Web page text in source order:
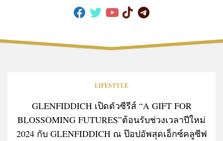
LIFESTYLE
GLENFIDDICH เปิดตัวซีรีส์ “A GIFT FOR
BLOSSOMING FUTURES”ต้อนรับช่วงเวลาปีใหม่
2024 กับ GLENFIDDICH ณ ป๊อปอัพสุดเอ็กซ์คลูซีฟ